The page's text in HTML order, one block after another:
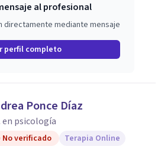
al profesional
directamente mediante mensaje
perfil completo
Ponce Díaz
en psicología
No verificado Terapia Online